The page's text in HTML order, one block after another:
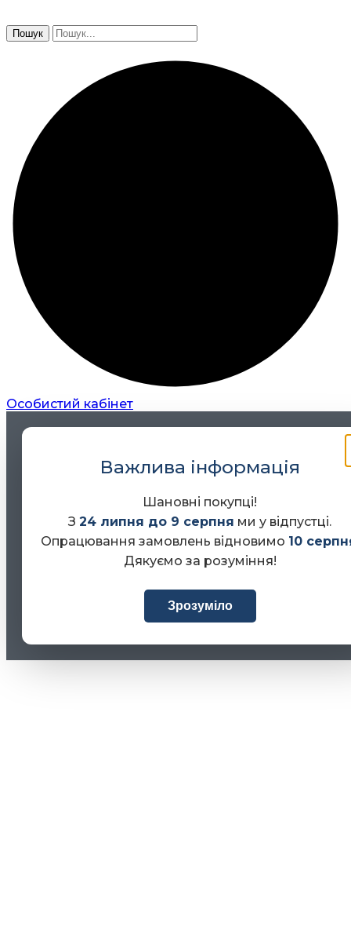
Пошук
Особистий кабінет
Важлива інформація
Шановні покупці!
З24 липня до 9 серпня ми у відпустці.
Опрацювання замовлень відновимо 10
Дякуємо за розуміння!
Зрозуміло